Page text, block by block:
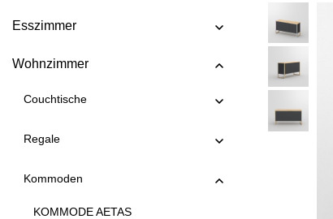
Esszimmer
Wohnzimmer
Couchtische
Regale
Kommoden
KOMMODE AETAS